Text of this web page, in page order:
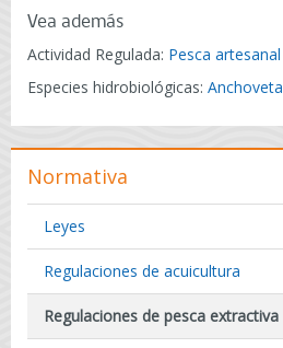
Vea además
Actividad Regulada: Pesca artesanal
Especies hidrobiológicas: Anchoveta
Normativa
Leyes
Regulaciones de acuicultura
Regulaciones de pesca extractiva